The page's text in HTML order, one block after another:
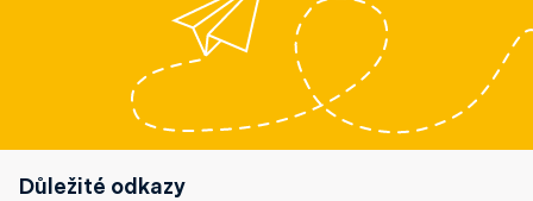
Důležité odkazy